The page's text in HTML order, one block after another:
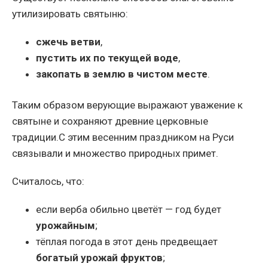
утилизировать святыню:
сжечь ветви,
пустить их по текущей воде,
закопать в землю в чистом месте.
Таким образом верующие выражают уважение к
святыне и сохраняют древние церковные
традиции.С этим весенним праздником на Руси
связывали и множество природных примет.
Считалось, что:
если верба обильно цветёт — год будет
урожайным;
тёплая погода в этот день предвещает
богатый урожай фруктов;